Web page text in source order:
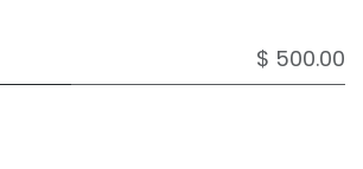
$ 500.00